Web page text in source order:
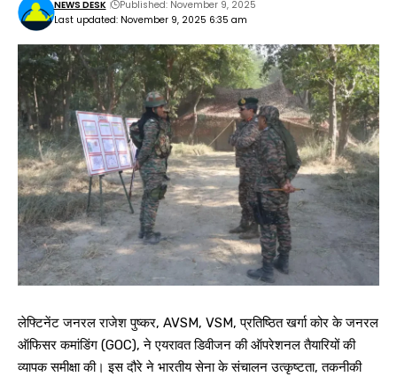
Last updated: November 9, 2025 6:35 am
NEWS DESK Published: November 9, 2025
लेफ्टिनेंट जनरल राजेश पुष्कर, AVSM, VSM, प्रतिष्ठित खर्गा कोर के जनरल
ऑफिसर कमांडिंग (GOC), ने एयरावत डिवीजन की ऑपरेशनल तैयारियों की
व्यापक समीक्षा की। इस दौरे ने भारतीय सेना के संचालन उत्कृष्टता, तकनीकी